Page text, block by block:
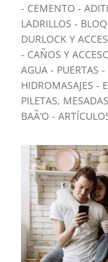
- CEMENTO -
LADRILLOS -
DURLOCK Y
- CAÑOS Y
AGUA - PUERTAS
HIDROMASAJES -
PILETAS,
BAÃ‘O -